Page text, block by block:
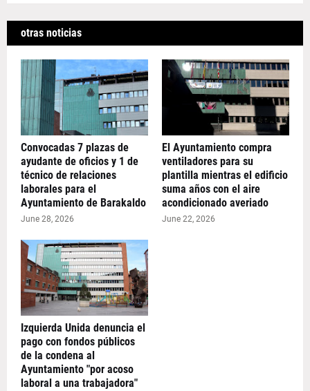
otras noticias
Convocadas 7 plazas de
ayudante de oficios y 1 de
técnico de relaciones
laborales para el
Ayuntamiento de Barakaldo
June 28, 2026
El Ayuntamiento compra
ventiladores para su
plantilla mientras el edificio
suma años con el aire
acondicionado averiado
June 22, 2026
Izquierda Unida denuncia el
pago con fondos públicos
de la condena al
Ayuntamiento "por acoso
laboral a una trabajadora"